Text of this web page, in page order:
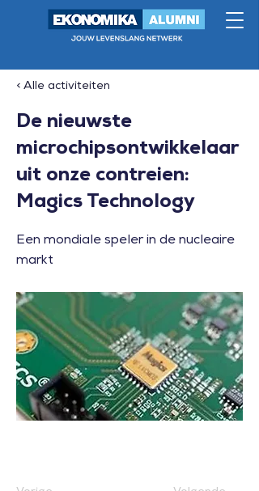
< Alle activiteiten
De nieuwste
microchipsontwikkelaar
uit onze contreien:
Magics Technology
Een mondiale speler in de nucleaire
markt